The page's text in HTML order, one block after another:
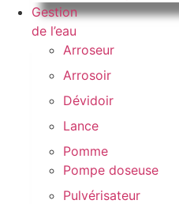
Gestion
de l’eau
Arroseur
Arrosoir
Dévidoir
Lance
Pomme
Pompe doseuse
Pulvérisateur